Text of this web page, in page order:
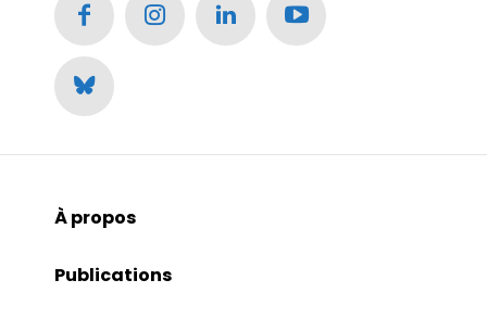
À propos
Publications